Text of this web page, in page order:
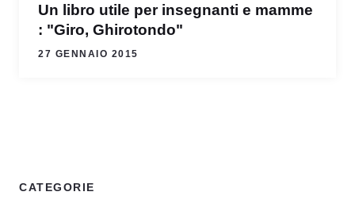
Un libro utile per insegnanti e mamme
: "Giro, Ghirotondo"
27 GENNAIO 2015
CATEGORIE